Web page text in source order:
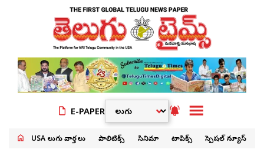
E-PAPER
USA తెలుగు వార్తలు పాలిటిక్స్ సినిమా టాపిక్స్ స్పెషల్ న్యూస్